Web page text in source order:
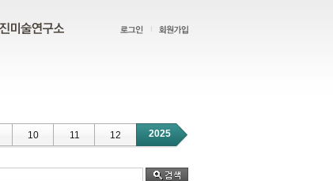
10 11 12 2025